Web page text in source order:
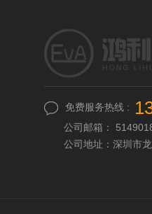
免费服务热线 :
公司邮箱：
公司地址：深圳市龙